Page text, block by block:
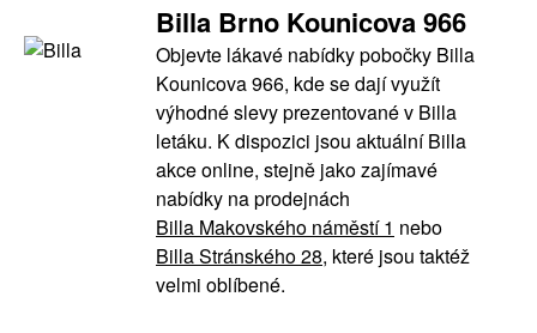
Billa Brno Kounicova 966
Objevte lákavé nabídky pobočky Billa
Kounicova 966, kde se dají využít
výhodné slevy prezentované v Billa
letáku. K dispozici jsou aktuální Billa
akce online, stejně jako zajímavé
nabídky na prodejnách
Billa Makovského náměstí 1 nebo
Billa Stránského 28, které jsou taktéž
velmi oblíbené.